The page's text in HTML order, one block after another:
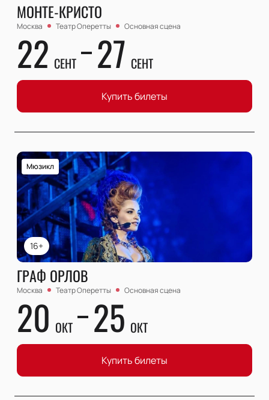
МОНТЕ-КРИСТО
Москва Театр Оперетты Основная сцена
22 СЕНТ 27 СЕНТ
Купить билеты
16+
Мюзикл
ГРАФ ОРЛОВ
Москва Театр Оперетты Основная сцена
20 ОКТ 25 ОКТ
Купить билеты